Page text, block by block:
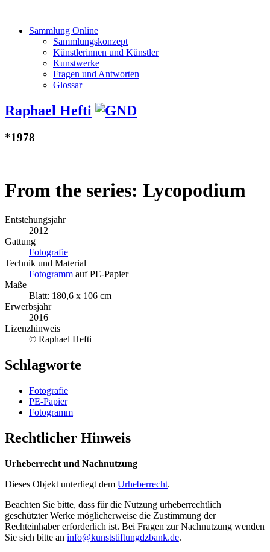
Sammlung Online
Sammlungskonzept
Künstlerinnen und Künstler
Kunstwerke
Fragen und Antworten
Glossar
Raphael Hefti
*1978
From the series: Lycopodium
Entstehungsjahr
2012
Gattung
Fotografie
Technik und Material
Fotogramm auf PE-Papier
Maße
Blatt: 180,6 x 106 cm
Erwerbsjahr
2016
Lizenzhinweis
© Raphael Hefti
Schlagworte
Fotografie
PE-Papier
Fotogramm
Rechtlicher Hinweis
Urheberrecht und Nachnutzung
Dieses Objekt unterliegt dem Urheberrecht.
Beachten Sie bitte, dass für die Nutzung urheberrechtlich
geschützter Werke möglicherweise die Zustimmung der
Rechteinhaber erforderlich ist. Bei Fragen zur Nachnutzung wenden
Sie sich bitte an info@kunststiftungdzbank.de.